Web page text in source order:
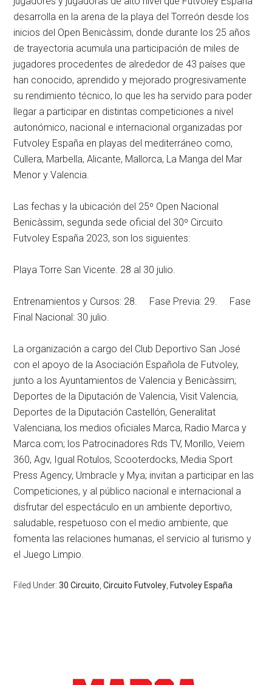
desarrolla en la arena de la playa del Torreón desde los
inicios del Open Benicàssim, donde durante los 25 años
de trayectoria acumula una participación de miles de
jugadores procedentes de alrededor de 43 países que
han conocido, aprendido y mejorado progresivamente
su rendimiento técnico, lo que les ha servido para poder
llegar a participar en distintas competiciones a nivel
autonómico, nacional e internacional organizadas por
Futvoley España en playas del mediterráneo como,
Cullera, Marbella, Alicante, Mallorca, La Manga del Mar
Menor y Valencia.
Las fechas y la ubicación del 25º Open Nacional
Benicàssim, segunda sede oficial del 30º Circuito
Futvoley España 2023, son los siguientes:
Playa Torre San Vicente. 28 al 30 julio.
Entrenamientos y Cursos: 28. Fase Previa: 29. Fase
Final Nacional: 30 julio.
La organización a cargo del Club Deportivo San José
con el apoyo de la Asociación Española de Futvoley,
junto a los Ayuntamientos de Valencia y Benicàssim;
Deportes de la Diputación de Valencia, Visit Valencia,
Deportes de la Diputación Castellón, Generalitat
Valenciana, los medios oficiales Marca, Radio Marca y
Marca.com; los Patrocinadores Rds TV, Morillo, Veiem
360, Agv, Igual Rotulos, Scooterdocks, Media Sport
Press Agency, Umbracle y Mya; invitan a participar en las
Competiciones, y al público nacional e internacional a
disfrutar del espectáculo en un ambiente deportivo,
saludable, respetuoso con el medio ambiente, que
fomenta las relaciones humanas, el servicio al turismo y
el Juego Limpio.
Filed Under:30 Circuito ,Circuito Futvoley Futvoley España